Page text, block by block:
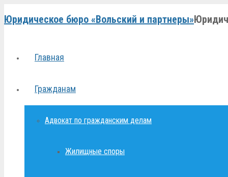
Юридическое бюро «Вольский и партнеры»
Главная
Гражданам
Адвокат по гражданским делам
Жилищные споры